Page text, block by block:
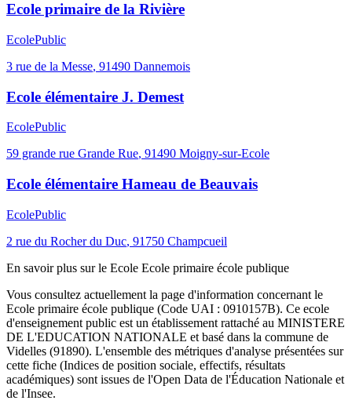
Ecole primaire de la Rivière
EcolePublic
3 rue de la Messe, 91490 Dannemois
Ecole élémentaire J. Demest
EcolePublic
59 grande rue Grande Rue, 91490 Moigny-sur-Ecole
Ecole élémentaire Hameau de Beauvais
EcolePublic
2 rue du Rocher du Duc, 91750 Champcueil
En savoir plus sur le Ecole Ecole primaire école publique
Vous consultez actuellement la page d'information concernant le
Ecole primaire école publique (Code UAI : 0910157B). Ce ecole
d'enseignement public est un établissement rattaché au MINISTERE
DE L'EDUCATION NATIONALE et basé dans la commune de
Videlles (91890). L'ensemble des métriques d'analyse présentées sur
cette fiche (Indices de position sociale, effectifs, résultats
académiques) sont issues de l'Open Data de l'Éducation Nationale et
de l'Insee.